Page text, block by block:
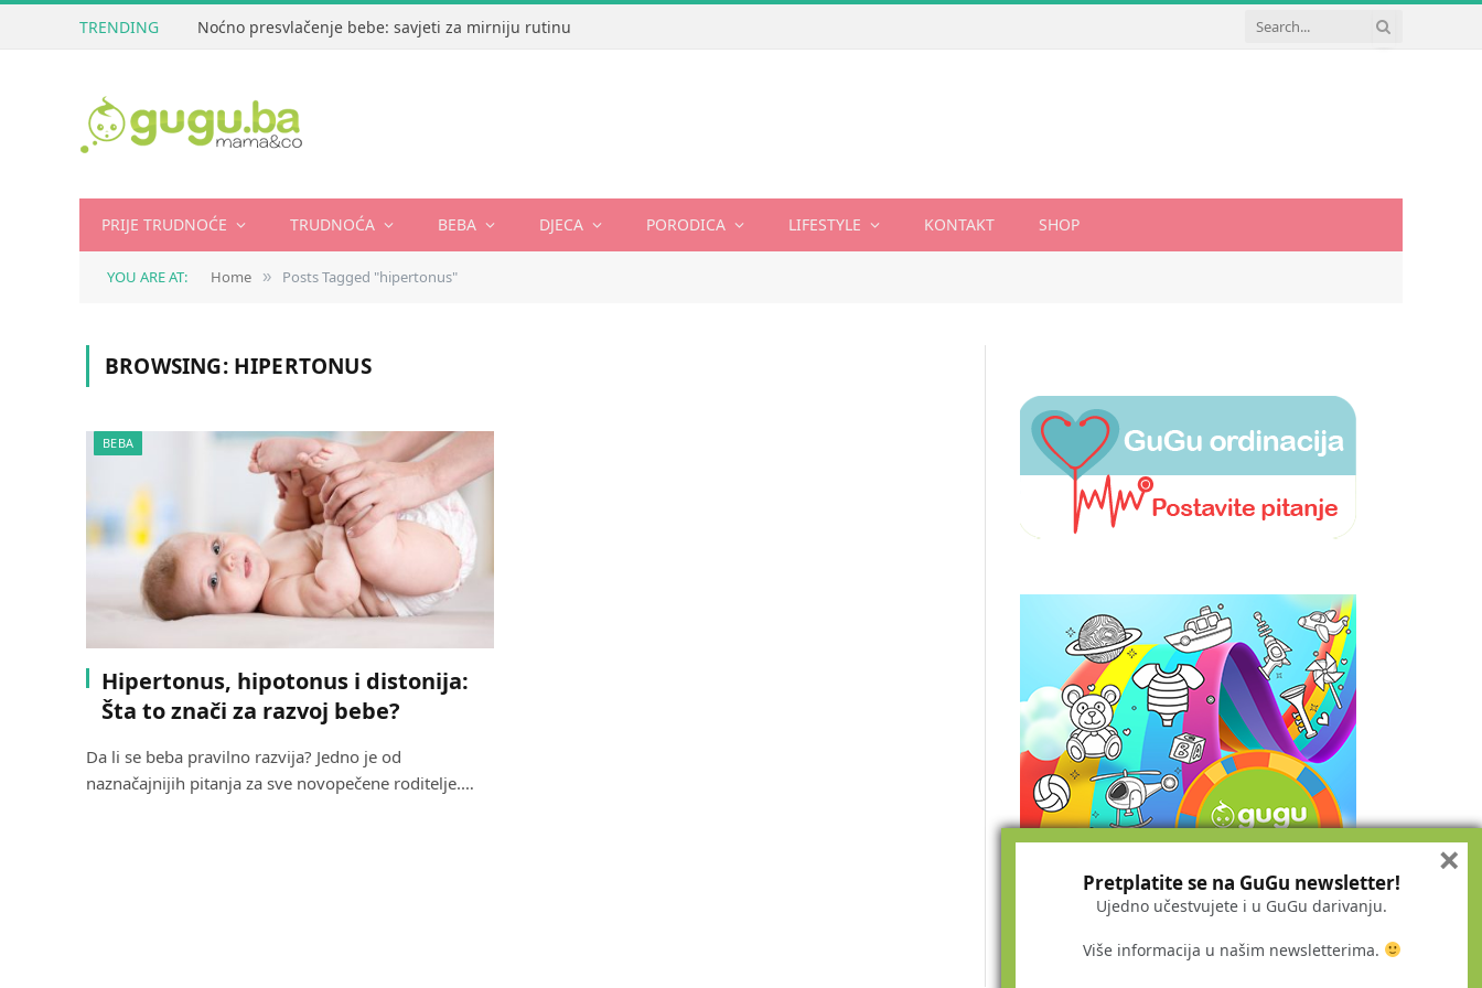
TRENDING Noćno presvlačenje bebe: savjeti za mirniju rutinu
PRIJE TRUDNOĆE TRUDNOĆA BEBA DJECA PORODICA LIFESTYLE KONTAKT SHOP
YOU ARE AT: Home » Posts Tagged "hipertonus"
BROWSING: HIPERTONUS
BEBA
Hipertonus, hipotonus i distonija:
Šta to znači za razvoj bebe?
Da li se beba pravilno razvija? Jedno je od
naznačajnijih pitanja za sve novopečene roditelje.…
Pretplatite se na GuGu newsletter!
Ujedno učestvujete i u GuGu darivanju.
Više informacija u našim newsletterima.
×